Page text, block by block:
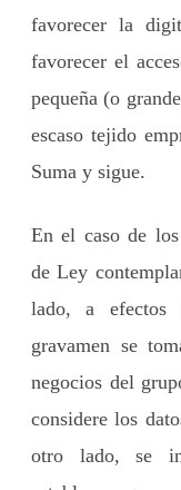
favorecer la
favorecer el
pequeña (o
escaso tejido
Suma y sigue.
En el caso de
de Ley
lado, a efectos
gravamen se
negocios del
considere los
otro lado, se